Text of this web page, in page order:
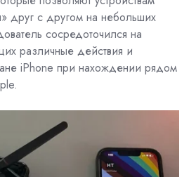
друг с другом на небольших
сосредоточился на
различные действия и
iPhone при нахождении рядом